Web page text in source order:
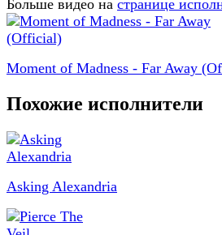
Больше видео на странице
Moment of Madness - Far Away
Похожие исполнители
Asking Alexandria